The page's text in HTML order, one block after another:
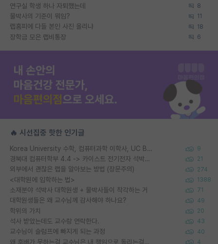
연구실 학생 하나 자퇴했는데 8
물박사의 기준이 뭐임? 11
랩홈피에 다들 본인 사진 올리냐 18
장학금 모은 랩비통장 6
🔥 시선집중 핫한 인기글
Korea University 수학, 컴퓨터과학 이학사, UC Berkeley 산업공학 대학원 공학박사가 되는 것은 쉽지 않겠죠? 9
경북대 컴퓨터학부 4.4 -> 카이스트 전기전자 석박사통합과정 합격 21
외부에서 괜찮은 랩을 알아보는 방법 (장문주의) 274
<대학원에 입학하는 법> 1388
소재분야 석박사 대학원생 + 물박사들이 착각하는 거 71
대학원생들은 왜 교수님께 감사해야 하나요? 49
학위의 가치 20
석사 받았는데도 교수랑 연락한다. 43
교수님이 슬럼프에 빠지게 되는 과정 40
왜 후배가 못하는걸 교수님은 내 책임으로 돌리는걸까요? 4